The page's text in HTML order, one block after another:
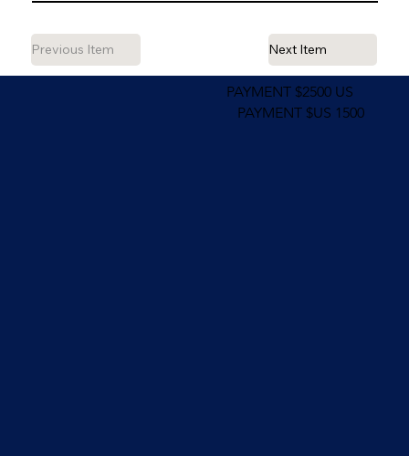
Previous Item Next Item
PAYMENT $2500 US
PAYMENT $US 1500